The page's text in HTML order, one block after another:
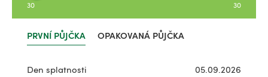
30 30
PRVNÍ PŮJČKA OPAKOVANÁ PŮJČKA
Den splatnosti 05.09.2026